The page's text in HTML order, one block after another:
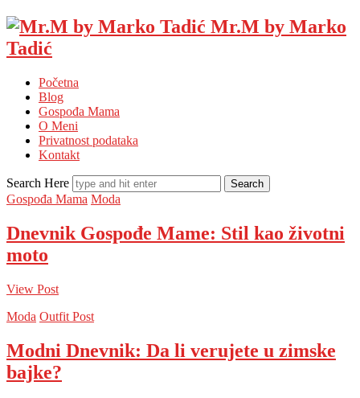
Mr.M by Marko
Tadić
Početna
Blog
Gospođa Mama
O Meni
Privatnost podataka
Kontakt
Search Here
Gospođa Mama Moda
Dnevnik Gospođe Mame: Stil kao životni
moto
View Post
Moda Outfit Post
Modni Dnevnik: Da li verujete u zimske
bajke?